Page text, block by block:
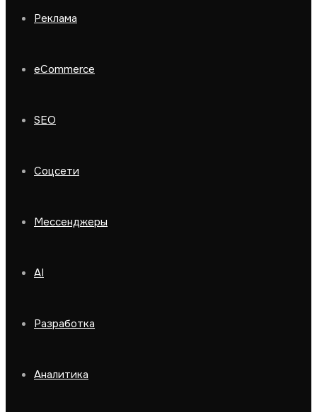
Реклама
eCommerce
SEO
Соцсети
Мессенджеры
AI
Разработка
Аналитика